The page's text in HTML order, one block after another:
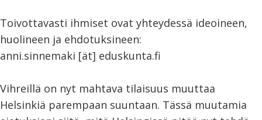
Toivottavasti ihmiset ovat yhteydessä ideoineen,
huolineen ja ehdotuksineen:
anni.sinnemaki [ät] eduskunta.fi
Vihreillä on nyt mahtava tilaisuus muuttaa
Helsinkiä parempaan suuntaan. Tässä muutamia